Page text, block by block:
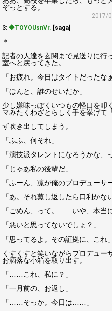
ぞっとする。
2017/
3: ◆TOYOUsnVr. [saga]
＊
記者の人達を玄関まで見送りに行
室へと戻ってきた。
「お疲れ。今日はタイトだったな
「ほんと、誰のせいだか」
少し嫌味っぽくいつもの軽口を叩
マみたくわざとらしく手を挙げて
ず吹き出してしまう。
「ふふ、何それ」
「演技派タレントになろうかな、
「じゃあ私の後輩だ」
「ふーん、凛が俺のプロデューサ
「あ。それ蒸し返したら口利かな
「ごめん、って。……いや、本当
「悪いと思ってないでしょ？」
「思ってるよ。その証拠に、これ」
くすくすと笑いながらプロデュー
お洒落な小箱を取り出す。
「……これ、私に？」
「一月前の、お返し」
「……そっか。今日は……」